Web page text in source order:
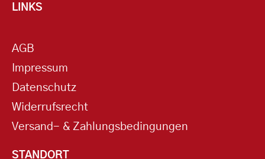
LINKS
AGB
Impressum
Datenschutz
Widerrufsrecht
Versand- & Zahlungsbedingungen
STANDORT